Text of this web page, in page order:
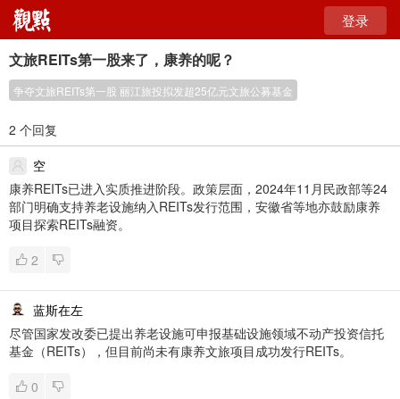
登录
文旅REITs第一股来了，康养的呢？
争夺文旅REITs第一股 丽江旅投拟发超25亿元文旅公募基金
2 个回复
空
康养REITs已进入实质推进阶段。政策层面，2024年11月民政部等24
部门明确支持养老设施纳入REITs发行范围，安徽省等地亦鼓励康养
项目探索REITs融资。
2
蓝斯在左
尽管国家发改委已提出养老设施可申报基础设施领域不动产投资信托
基金（REITs），但目前尚未有康养文旅项目成功发行REITs。
0